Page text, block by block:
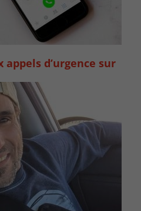
d’urgence sur